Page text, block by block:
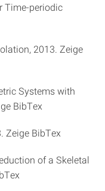
Time-periodic
2013. Zeige
Systems with
BibTex
Zeige BibTex
of a Skeletal